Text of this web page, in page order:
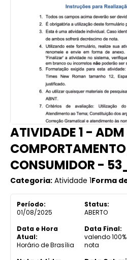
ATIVIDADE 1 -
CONSUMIDOR -
Categoria: Atividade 1Forma
Período:
01/08/2025
Status:
ABERTO
Data e Hora
Atual:
Horário de Brasília
Data Final:
valendo
nota